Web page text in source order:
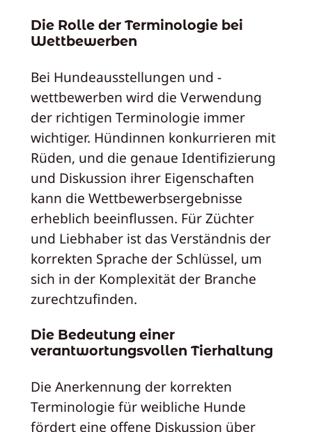
Die Rolle der Terminologie bei
Wettbewerben
Bei Hundeausstellungen und -
wettbewerben wird die Verwendung
der richtigen Terminologie immer
wichtiger. Hündinnen konkurrieren mit
Rüden, und die genaue Identifizierung
und Diskussion ihrer Eigenschaften
kann die Wettbewerbsergebnisse
erheblich beeinflussen. Für Züchter
und Liebhaber ist das Verständnis der
korrekten Sprache der Schlüssel, um
sich in der Komplexität der Branche
zurechtzufinden.
Die Bedeutung einer
verantwortungsvollen Tierhaltung
Die Anerkennung der korrekten
Terminologie für weibliche Hunde
fördert eine offene Diskussion über